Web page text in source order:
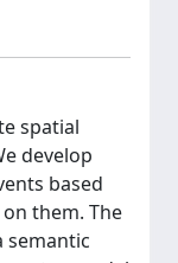
spatial
develop
based
them. The
semantic